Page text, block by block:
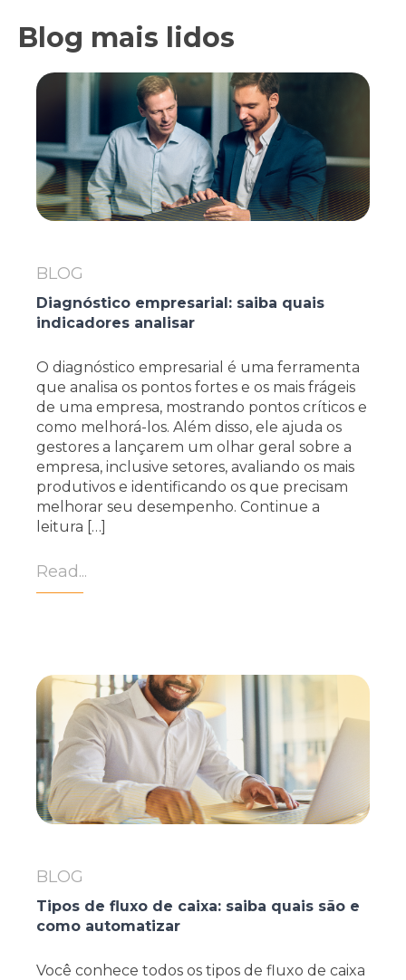
Blog mais lidos
BLOG
Diagnóstico empresarial: saiba quais
indicadores analisar
O diagnóstico empresarial é uma ferramenta
que analisa os pontos fortes e os mais frágeis
de uma empresa, mostrando pontos críticos e
como melhorá-los. Além disso, ele ajuda os
gestores a lançarem um olhar geral sobre a
empresa, inclusive setores, avaliando os mais
produtivos e identificando os que precisam
melhorar seu desempenho. Continue a
leitura […]
Read...
BLOG
Tipos de fluxo de caixa: saiba quais são e
como automatizar
Você conhece todos os tipos de fluxo de caixa